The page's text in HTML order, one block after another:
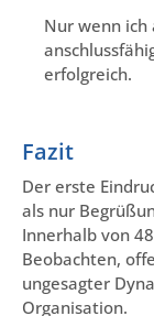
Nur wenn
erfolgreich.
Fazit
Der erste
als nur
Innerhalb von
Beobachten,
ungesagter
Organisation.